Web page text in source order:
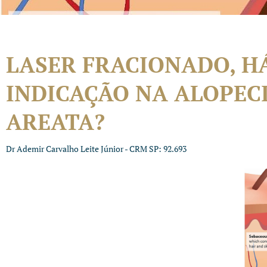
LASER FRACIONADO,
INDICAÇÃO NA
AREATA?
Dr Ademir Carvalho Leite Júnior - CRM SP: 92.693